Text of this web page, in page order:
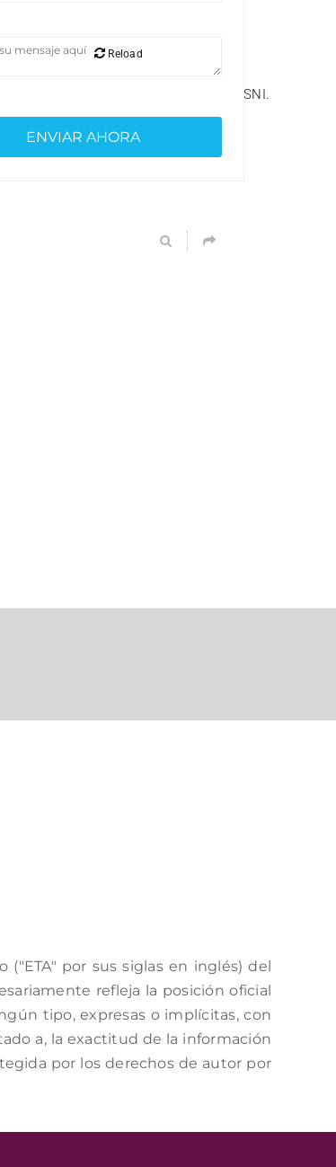
Reload
por sus siglas en inglés) del
refleja la posición oficial
tipo, expresas o implícitas, con
a, la exactitud de la información
por los derechos de autor por